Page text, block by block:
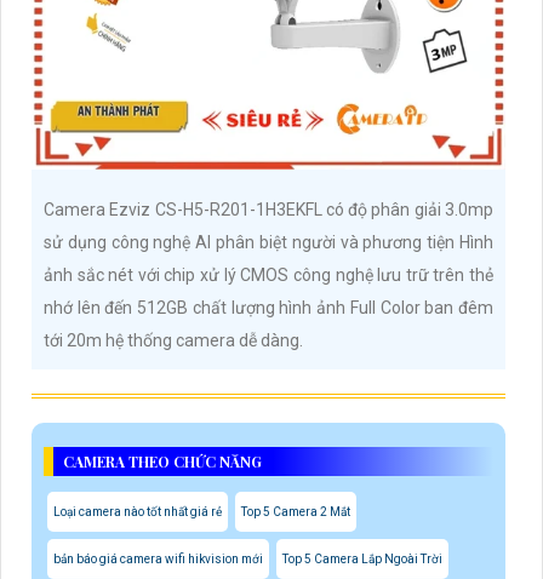
Camera Ezviz CS-H5-R201-1H3EKFL có độ phân giải 3.0mp
sử dụng công nghệ AI phân biệt người và phương tiện Hình
ảnh sắc nét với chip xử lý CMOS công nghệ lưu trữ trên thẻ
nhớ lên đến 512GB chất lượng hình ảnh Full Color ban đêm
tới 20m hệ thống camera dễ dàng.
CAMERA THEO CHỨC NĂNG
Loại camera nào tốt nhất giá rẻ Top 5 Camera 2 Mắt
bản báo giá camera wifi hikvision mới Top 5 Camera Lắp Ngoài Trời